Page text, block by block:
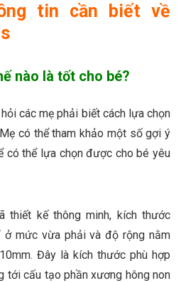
tin cần biết về
nào là tốt cho bé?
các mẹ phải biết cách lựa chọn
có thể tham khảo một số gợi ý
có thể lựa chọn được cho bé yêu
thiết kế thông minh, kích thước
ở mức vừa phải và độ rộng nằm
Đây là kích thước phù hợp
tới cấu tạo phần xương hông non